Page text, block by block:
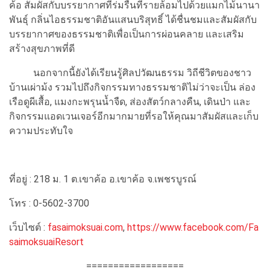
ค้อ สัมผัสกับบรรยากาศที่ร่มรื่นที่รายล้อมไปด้วยแมกไม้นานา
พันธุ์ กลิ่นไอธรรมชาติอันแสนบริสุทธิ์ ได้ชื่นชมและสัมผัสกับ
บรรยากาศของธรรมชาติเพื่อเป็นการผ่อนคลาย และเสริม
สร้างสุขภาพที่ดี
นอกจากนี้ยังได้เรียนรู้ศิลปวัฒนธรรม วิถีชีวิตของชาว
บ้านเผ่าม้ง รวมไปถึงกิจกรรมทางธรรมชาติไม่ว่าจะเป็น ล่อง
เรือดูผีเสื้อ, แมงกะพรุนน้ำจืด, ส่องสัตว์กลางคืน, เดินป่า และ
กิจกรรมแอดเวนเจอร์อีกมากมายที่รอให้คุณมาสัมผัสและเก็บ
ความประทับใจ
ที่อยู่ : 218 ม. 1 ต.เขาค้อ อ.เขาค้อ จ.เพชรบูรณ์
โทร : 0-5602-3700
เว็บไซต์ : fasaimoksuai.com, https://www.facebook.com/Fa
saimoksuaiResort
==================